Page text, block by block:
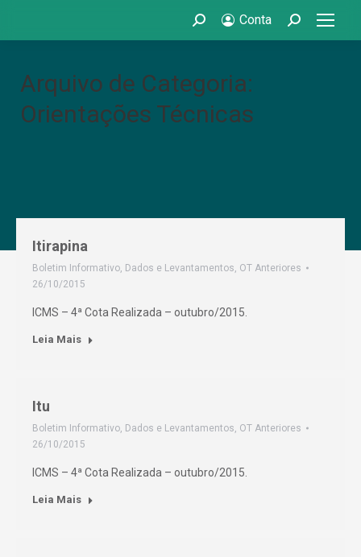
Search: Conta Search:
Arquivo de Categoria:
Orientações Técnicas
Itirapina
Boletim Informativo, Dados e Levantamentos, OT Anteriores
26/10/2015
ICMS – 4ª Cota Realizada – outubro/2015.
Leia Mais
Itu
Boletim Informativo, Dados e Levantamentos, OT Anteriores
26/10/2015
ICMS – 4ª Cota Realizada – outubro/2015.
Leia Mais